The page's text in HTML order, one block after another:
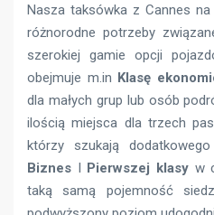
Nasza taksówka z Cannes
różnorodne potrzeby
szerokiej gamie opcji
obejmuje m.in Klasę
dla małych grup lub osób
ilością miejsca dla trzech
którzy szukają
Biznes I Pierwszej klasy w
taką samą pojemność